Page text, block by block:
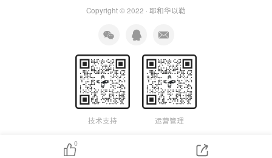
Copyright © 2022 · 耶和华以勒
技术支持 运营管理
0